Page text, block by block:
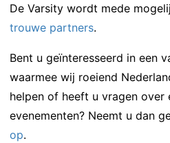
De Varsity wordt mede
trouwe partners.
Bent u geïnteresseerd in een
waarmee wij roeiend
helpen of heeft u vragen over
evenementen? Neemt u dan
op.